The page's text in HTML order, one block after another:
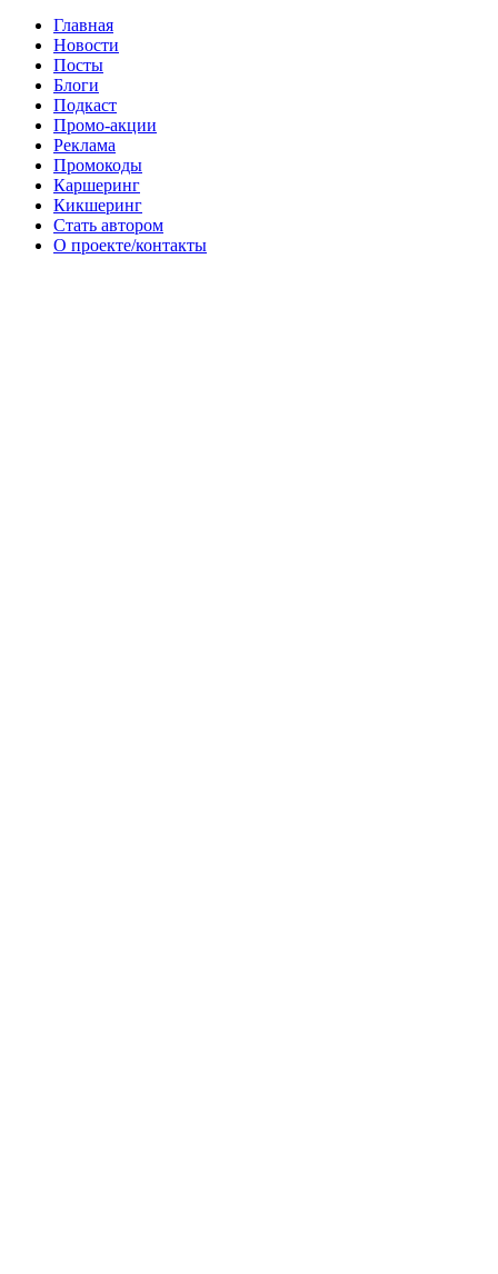
Главная
Новости
Посты
Блоги
Подкаст
Промо-акции
Реклама
Промокоды
Каршеринг
Кикшеринг
Стать автором
О проекте/контакты